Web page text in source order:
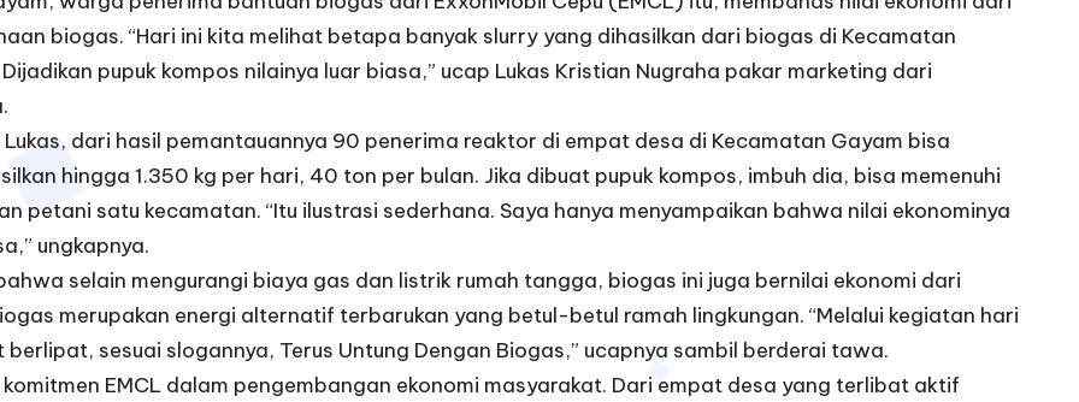
biogas. “Hari ini kita melihat betapa banyak slurry yang dihasilkan dari biogas di Kecamatan
pupuk kompos nilainya luar biasa,” ucap Lukas Kristian Nugraha pakar marketing dari
Lukas, dari hasil pemantauannya 90 penerima reaktor di empat desa di Kecamatan Gayam bisa
hingga 1.350 kg per hari, 40 ton per bulan. Jika dibuat pupuk kompos, imbuh dia, bisa memenuhi
petani satu kecamatan. “Itu ilustrasi sederhana. Saya hanya menyampaikan bahwa nilai ekonominya
ungkapnya.
selain mengurangi biaya gas dan listrik rumah tangga, biogas ini juga bernilai ekonomi dari
merupakan energi alternatif terbarukan yang betul-betul ramah lingkungan. “Melalui kegiatan hari
sesuai slogannya, Terus Untung Dengan Biogas,” ucapnya sambil berderai tawa.
EMCL dalam pengembangan ekonomi masyarakat. Dari empat desa yang terlibat aktif